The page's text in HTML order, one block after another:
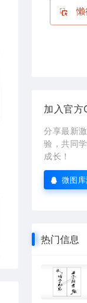
懒
加入官方
分享最新
验，共同
成长！
微图
热门信息